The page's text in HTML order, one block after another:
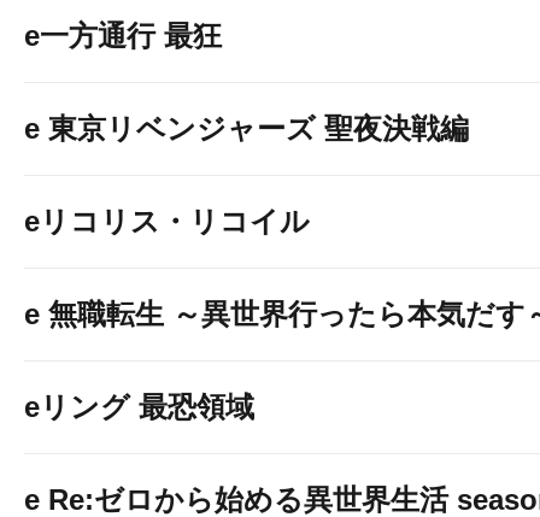
e一方通行 最狂
e 東京リベンジャーズ 聖夜決戦編
eリコリス・リコイル
e 無職転生 ～異世界行ったら本気だす
eリング 最恐領域
e Re:ゼロから始める異世界生活